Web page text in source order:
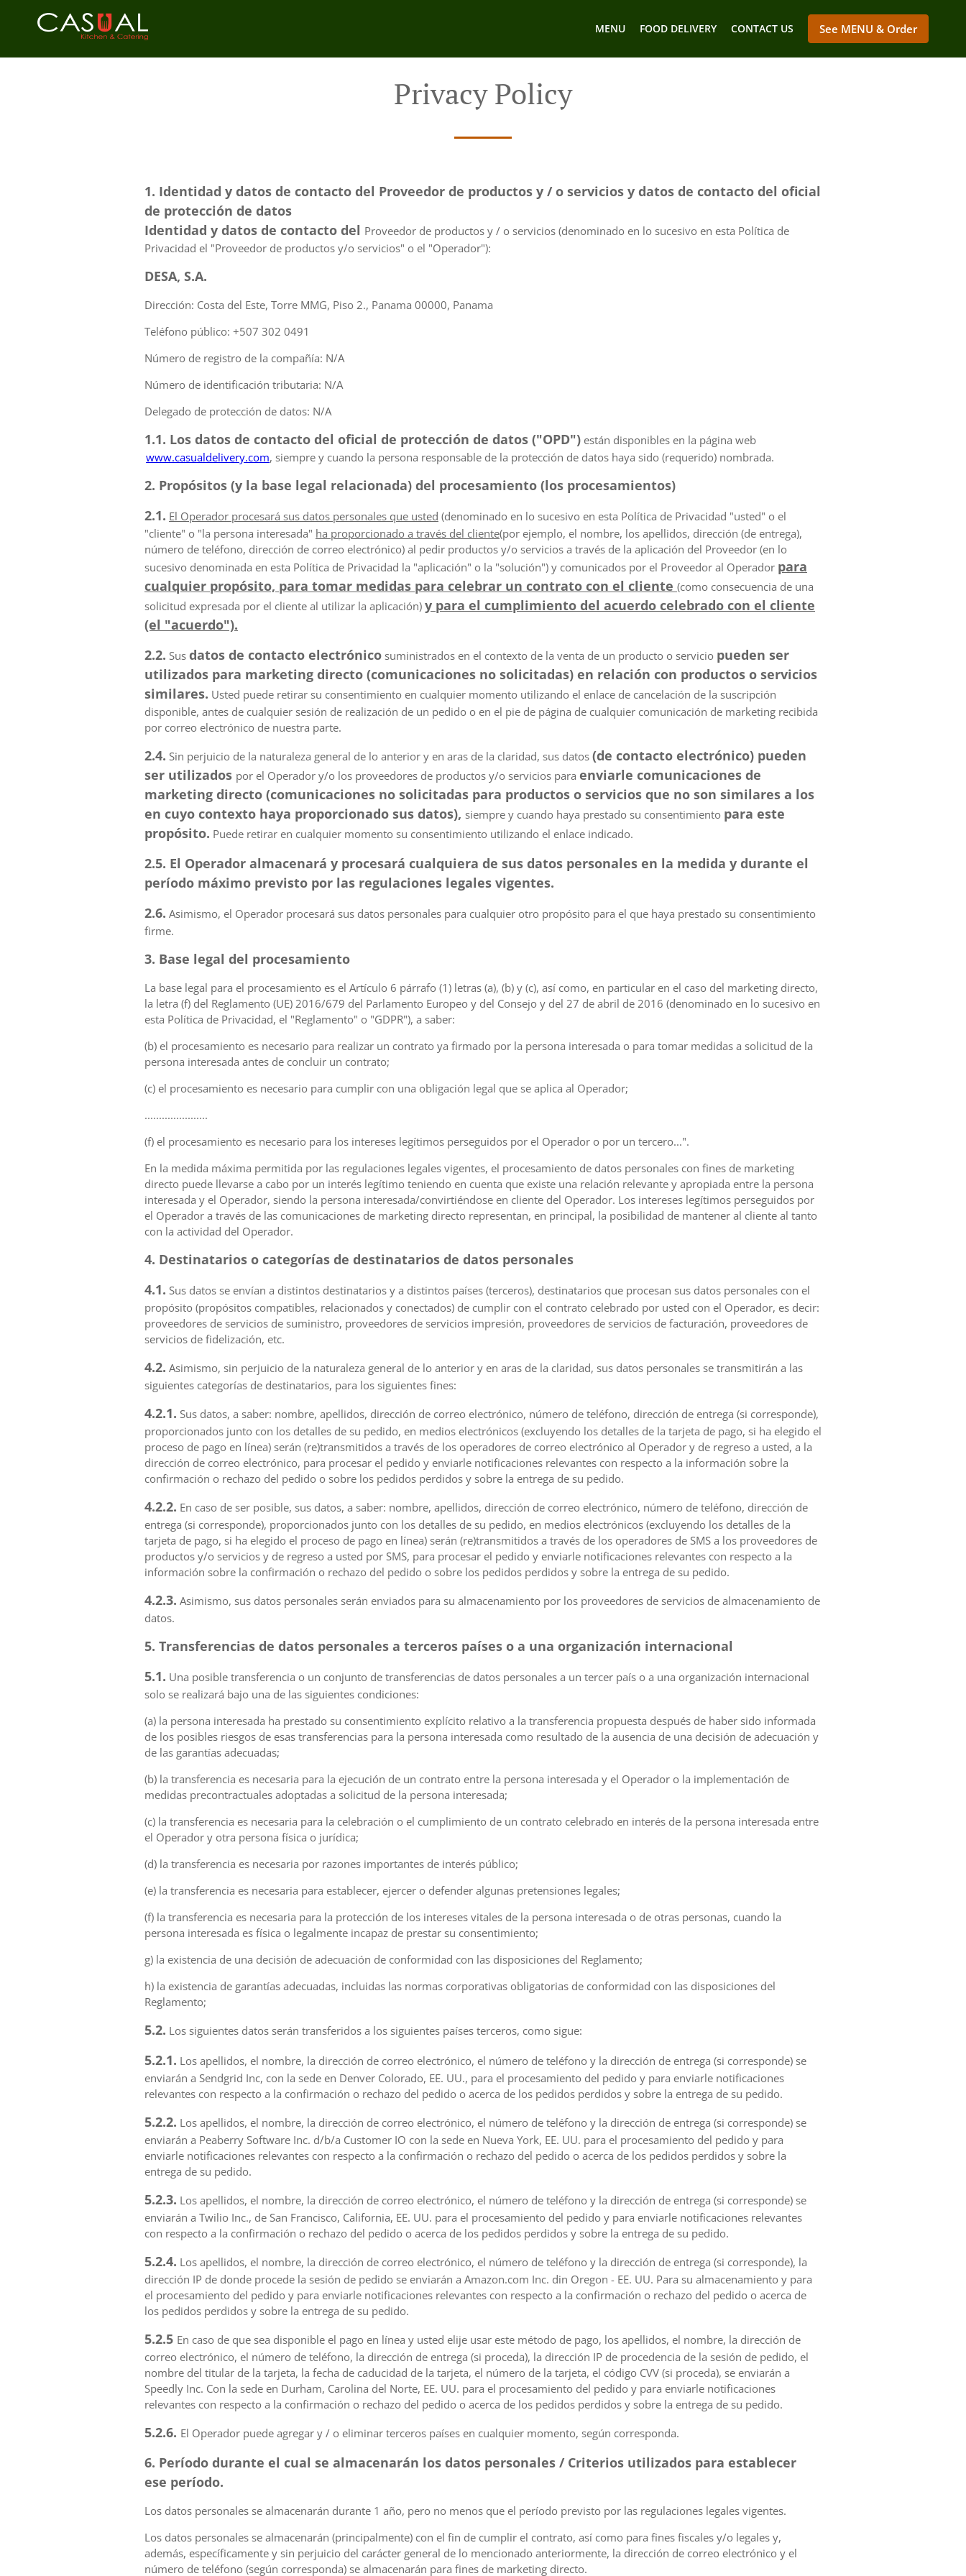
MENU FOOD DELIVERY CONTACT US See MENU & Order
Privacy Policy
1. Identidad y datos de contacto del Proveedor de productos y / o servicios y datos de contacto del oficial
de protección de datos
Identidad y datos de contacto del Proveedor de productos y / o servicios (denominado en lo sucesivo en esta Política de
Privacidad el "Proveedor de productos y/o servicios" o el "Operador"):
DESA, S.A.
Dirección: Costa del Este, Torre MMG, Piso 2., Panama 00000, Panama
Teléfono público: +507 302 0491
Número de registro de la compañía: N/A
Número de identificación tributaria: N/A
Delegado de protección de datos: N/A
1.1. Los datos de contacto del oficial de protección de datos ("OPD") están disponibles en la página web
www.casualdelivery.com, siempre y cuando la persona responsable de la protección de datos haya sido (requerido) nombrada.
2. Propósitos (y la base legal relacionada) del procesamiento (los procesamientos)
2.1. El Operador procesará sus datos personales que usted (denominado en lo sucesivo en esta Política de Privacidad "usted" o el
"cliente" o "la persona interesada" ha proporcionado a través del cliente(por ejemplo, el nombre, los apellidos, dirección (de entrega),
número de teléfono, dirección de correo electrónico) al pedir productos y/o servicios a través de la aplicación del Proveedor (en lo
sucesivo denominada en esta Política de Privacidad la "aplicación" o la "solución") y comunicados por el Proveedor al Operador para
cualquier propósito, para tomar medidas para celebrar un contrato con el cliente (como consecuencia de una
solicitud expresada por el cliente al utilizar la aplicación) y para el cumplimiento del acuerdo celebrado con el cliente
(el "acuerdo").
2.2. Sus datos de contacto electrónico suministrados en el contexto de la venta de un producto o servicio pueden ser
utilizados para marketing directo (comunicaciones no solicitadas) en relación con productos o servicios
similares. Usted puede retirar su consentimiento en cualquier momento utilizando el enlace de cancelación de la suscripción
disponible, antes de cualquier sesión de realización de un pedido o en el pie de página de cualquier comunicación de marketing recibida
por correo electrónico de nuestra parte.
2.4. Sin perjuicio de la naturaleza general de lo anterior y en aras de la claridad, sus datos (de contacto electrónico) pueden
ser utilizados por el Operador y/o los proveedores de productos y/o servicios para enviarle comunicaciones de
marketing directo (comunicaciones no solicitadas para productos o servicios que no son similares a los
en cuyo contexto haya proporcionado sus datos), siempre y cuando haya prestado su consentimiento para este
propósito. Puede retirar en cualquier momento su consentimiento utilizando el enlace indicado.
2.5. El Operador almacenará y procesará cualquiera de sus datos personales en la medida y durante el
período máximo previsto por las regulaciones legales vigentes.
2.6. Asimismo, el Operador procesará sus datos personales para cualquier otro propósito para el que haya prestado su consentimiento
firme.
3. Base legal del procesamiento
La base legal para el procesamiento es el Artículo 6 párrafo (1) letras (a), (b) y (c), así como, en particular en el caso del marketing directo,
la letra (f) del Reglamento (UE) 2016/679 del Parlamento Europeo y del Consejo y del 27 de abril de 2016 (denominado en lo sucesivo en
esta Política de Privacidad, el "Reglamento" o "GDPR"), a saber:
(b) el procesamiento es necesario para realizar un contrato ya firmado por la persona interesada o para tomar medidas a solicitud de la
persona interesada antes de concluir un contrato;
(c) el procesamiento es necesario para cumplir con una obligación legal que se aplica al Operador;
......................
(f) el procesamiento es necesario para los intereses legítimos perseguidos por el Operador o por un tercero...".
En la medida máxima permitida por las regulaciones legales vigentes, el procesamiento de datos personales con fines de marketing
directo puede llevarse a cabo por un interés legítimo teniendo en cuenta que existe una relación relevante y apropiada entre la persona
interesada y el Operador, siendo la persona interesada/convirtiéndose en cliente del Operador. Los intereses legítimos perseguidos por
el Operador a través de las comunicaciones de marketing directo representan, en principal, la posibilidad de mantener al cliente al tanto
con la actividad del Operador.
4. Destinatarios o categorías de destinatarios de datos personales
4.1. Sus datos se envían a distintos destinatarios y a distintos países (terceros), destinatarios que procesan sus datos personales con el
propósito (propósitos compatibles, relacionados y conectados) de cumplir con el contrato celebrado por usted con el Operador, es decir:
proveedores de servicios de suministro, proveedores de servicios impresión, proveedores de servicios de facturación, proveedores de
servicios de fidelización, etc.
4.2. Asimismo, sin perjuicio de la naturaleza general de lo anterior y en aras de la claridad, sus datos personales se transmitirán a las
siguientes categorías de destinatarios, para los siguientes fines:
4.2.1. Sus datos, a saber: nombre, apellidos, dirección de correo electrónico, número de teléfono, dirección de entrega (si corresponde),
proporcionados junto con los detalles de su pedido, en medios electrónicos (excluyendo los detalles de la tarjeta de pago, si ha elegido el
proceso de pago en línea) serán (re)transmitidos a través de los operadores de correo electrónico al Operador y de regreso a usted, a la
dirección de correo electrónico, para procesar el pedido y enviarle notificaciones relevantes con respecto a la información sobre la
confirmación o rechazo del pedido o sobre los pedidos perdidos y sobre la entrega de su pedido.
4.2.2. En caso de ser posible, sus datos, a saber: nombre, apellidos, dirección de correo electrónico, número de teléfono, dirección de
entrega (si corresponde), proporcionados junto con los detalles de su pedido, en medios electrónicos (excluyendo los detalles de la
tarjeta de pago, si ha elegido el proceso de pago en línea) serán (re)transmitidos a través de los operadores de SMS a los proveedores de
productos y/o servicios y de regreso a usted por SMS, para procesar el pedido y enviarle notificaciones relevantes con respecto a la
información sobre la confirmación o rechazo del pedido o sobre los pedidos perdidos y sobre la entrega de su pedido.
4.2.3. Asimismo, sus datos personales serán enviados para su almacenamiento por los proveedores de servicios de almacenamiento de
datos.
5. Transferencias de datos personales a terceros países o a una organización internacional
5.1. Una posible transferencia o un conjunto de transferencias de datos personales a un tercer país o a una organización internacional
solo se realizará bajo una de las siguientes condiciones:
(a) la persona interesada ha prestado su consentimiento explícito relativo a la transferencia propuesta después de haber sido informada
de los posibles riesgos de esas transferencias para la persona interesada como resultado de la ausencia de una decisión de adecuación y
de las garantías adecuadas;
(b) la transferencia es necesaria para la ejecución de un contrato entre la persona interesada y el Operador o la implementación de
medidas precontractuales adoptadas a solicitud de la persona interesada;
(c) la transferencia es necesaria para la celebración o el cumplimiento de un contrato celebrado en interés de la persona interesada entre
el Operador y otra persona física o jurídica;
(d) la transferencia es necesaria por razones importantes de interés público;
(e) la transferencia es necesaria para establecer, ejercer o defender algunas pretensiones legales;
(f) la transferencia es necesaria para la protección de los intereses vitales de la persona interesada o de otras personas, cuando la
persona interesada es física o legalmente incapaz de prestar su consentimiento;
g) la existencia de una decisión de adecuación de conformidad con las disposiciones del Reglamento;
h) la existencia de garantías adecuadas, incluidas las normas corporativas obligatorias de conformidad con las disposiciones del
Reglamento;
5.2. Los siguientes datos serán transferidos a los siguientes países terceros, como sigue:
5.2.1. Los apellidos, el nombre, la dirección de correo electrónico, el número de teléfono y la dirección de entrega (si corresponde) se
enviarán a Sendgrid Inc, con la sede en Denver Colorado, EE. UU., para el procesamiento del pedido y para enviarle notificaciones
relevantes con respecto a la confirmación o rechazo del pedido o acerca de los pedidos perdidos y sobre la entrega de su pedido.
5.2.2. Los apellidos, el nombre, la dirección de correo electrónico, el número de teléfono y la dirección de entrega (si corresponde) se
enviarán a Peaberry Software Inc. d/b/a Customer IO con la sede en Nueva York, EE. UU. para el procesamiento del pedido y para
enviarle notificaciones relevantes con respecto a la confirmación o rechazo del pedido o acerca de los pedidos perdidos y sobre la
entrega de su pedido.
5.2.3. Los apellidos, el nombre, la dirección de correo electrónico, el número de teléfono y la dirección de entrega (si corresponde) se
enviarán a Twilio Inc., de San Francisco, California, EE. UU. para el procesamiento del pedido y para enviarle notificaciones relevantes
con respecto a la confirmación o rechazo del pedido o acerca de los pedidos perdidos y sobre la entrega de su pedido.
5.2.4. Los apellidos, el nombre, la dirección de correo electrónico, el número de teléfono y la dirección de entrega (si corresponde), la
dirección IP de donde procede la sesión de pedido se enviarán a Amazon.com Inc. din Oregon - EE. UU. Para su almacenamiento y para
el procesamiento del pedido y para enviarle notificaciones relevantes con respecto a la confirmación o rechazo del pedido o acerca de
los pedidos perdidos y sobre la entrega de su pedido.
5.2.5 En caso de que sea disponible el pago en línea y usted elije usar este método de pago, los apellidos, el nombre, la dirección de
correo electrónico, el número de teléfono, la dirección de entrega (si proceda), la dirección IP de procedencia de la sesión de pedido, el
nombre del titular de la tarjeta, la fecha de caducidad de la tarjeta, el número de la tarjeta, el código CVV (si proceda), se enviarán a
Speedly Inc. Con la sede en Durham, Carolina del Norte, EE. UU. para el procesamiento del pedido y para enviarle notificaciones
relevantes con respecto a la confirmación o rechazo del pedido o acerca de los pedidos perdidos y sobre la entrega de su pedido.
5.2.6. El Operador puede agregar y / o eliminar terceros países en cualquier momento, según corresponda.
6. Período durante el cual se almacenarán los datos personales / Criterios utilizados para establecer
ese período.
Los datos personales se almacenarán durante 1 año, pero no menos que el período previsto por las regulaciones legales vigentes.
Los datos personales se almacenarán (principalmente) con el fin de cumplir el contrato, así como para fines fiscales y/o legales y,
además, específicamente y sin perjuicio del carácter general de lo mencionado anteriormente, la dirección de correo electrónico y el
número de teléfono (según corresponda) se almacenarán para fines de marketing directo.